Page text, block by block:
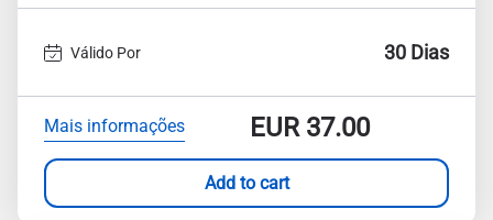
Válido Por 30 Dias
Mais informações EUR37.00
Add to cart